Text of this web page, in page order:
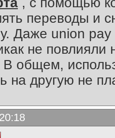
переводы и
Даже union
не повлияли
общем,
на другую не